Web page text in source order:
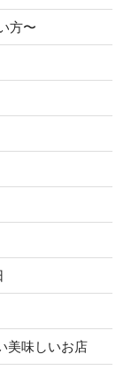
方〜
美味しいお店